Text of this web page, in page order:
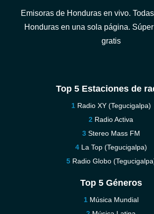
Emisoras de Honduras en vivo.
Honduras en una sola página.
gratis
Top 5 Estaciones de
Radio XY (Tegucigalpa)
Radio Activa
Stereo Mass FM
La Top (Tegucigalpa)
Radio Globo
Top 5 Géneros
Música Mundial